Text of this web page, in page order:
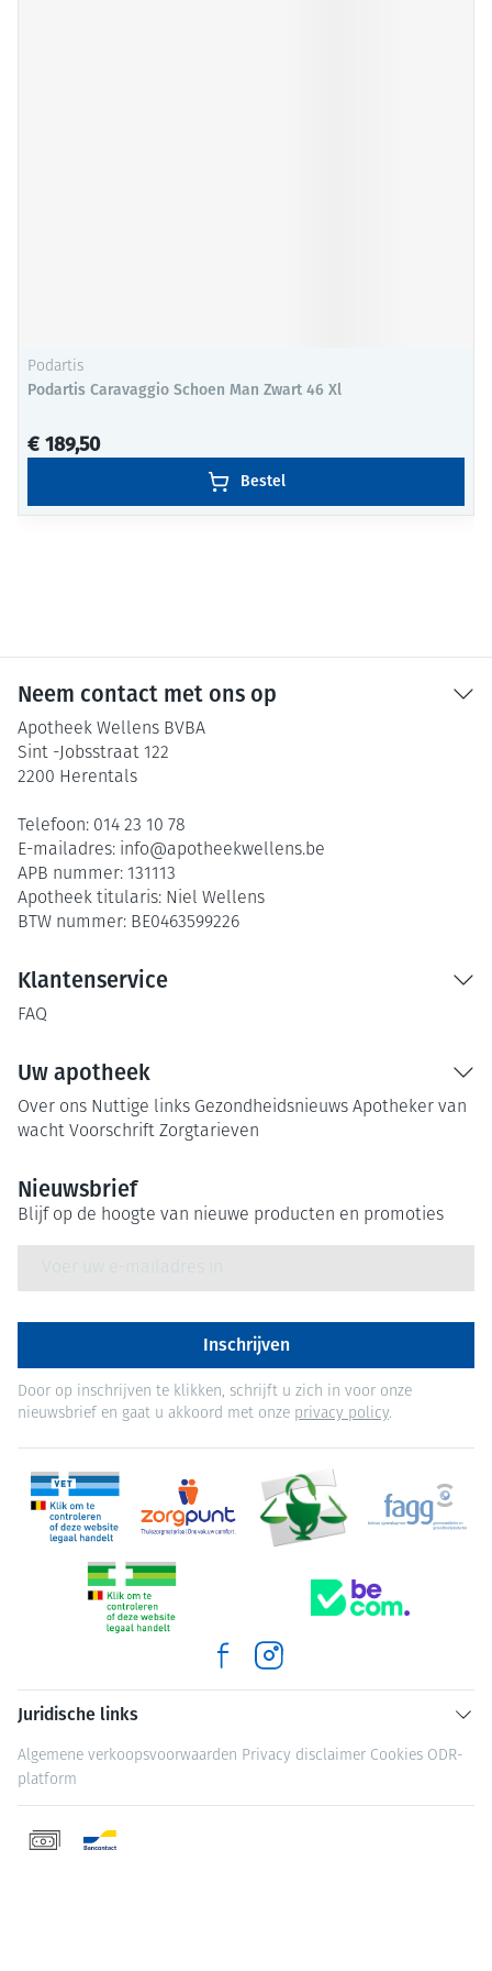
Podartis
Podartis Caravaggio Schoen Man Zwart 46 Xl
€ 189,50
Bestel
Neem contact met ons op
Apotheek Wellens BVBA
Sint -Jobsstraat 122
2200 Herentals
Telefoon: 014 23 10 78
E-mailadres: info@apotheekwellens.be
APB nummer: 131113
Apotheek titularis: Niel Wellens
BTW nummer: BE0463599226
Klantenservice
FAQ
Uw apotheek
Over ons Nuttige links Gezondheidsnieuws Apotheker van
wacht Voorschrift Zorgtarieven
Nieuwsbrief
Blijf op de hoogte van nieuwe producten en promoties
Inschrijven
Door op inschrijven te klikken, schrijft u zich in voor onze
nieuwsbrief en gaat u akkoord met onze privacy policy.
Juridische links
Algemene verkoopsvoorwaarden Privacy disclaimer Cookies ODR-
platform